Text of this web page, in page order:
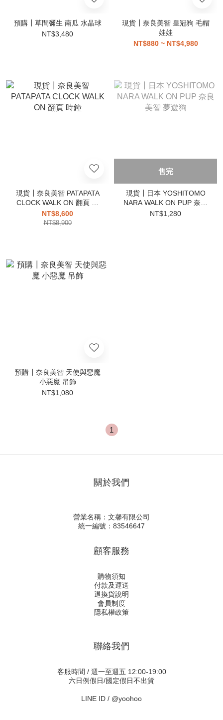
預購┃草間彌生 南瓜 水晶球
NT$3,480
現貨┃奈良美智 皇冠狗 毛帽
娃娃
NT$880 ~ NT$4,980
現貨┃奈良美智 PATAPATA
CLOCK WALK ON 翻頁 時
鐘
NT$8,600
NT$8,900
售完
現貨┃日本 YOSHITOMO
NARA WALK ON PUP 奈良
美智 夢遊狗
NT$1,280
預購┃奈良美智 天使與惡魔
小惡魔 吊飾
NT$1,080
1
關於我們
營業名稱：文馨有限公司
統一編號：83546647
顧客服務
購物須知
付款及運送
退換貨說明
會員制度
隱私權政策
聯絡我們
客服時間 / 週一至週五 12:00-19:00
六日例假日/國定假日不出貨
LINE ID / @yoohoo